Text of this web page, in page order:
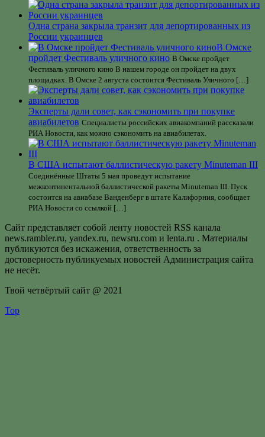
Одна страна закрыла транзит для депортированных из
России украинцев
В Омске
пройдет Фестиваль уличного кино В Омске пройдет
Фестиваль уличного кино В нашем городе он пройдет на двух
площадках. В Омске 2 августа состоится Фестиваль Уличного […]
Эксперты дали совет, как сэкономить при покупке
авиабилетов Специалисты российских авиакомпаний рассказали
РИА Новости, как можно сэкономить на авиабилетах.
В США испытают баллистическую ракету Minuteman III
Соединённые Штаты 5 мая проведут испытание
межконтинентальной баллистической ракеты Minuteman III. Пуск
состоится на авиабазе Ванденберг в штате Калифорния, сообщает
РИА Новости со ссылкой […]
Сайт представляет собой ленту новостей RSS канала
news.rambler.ru, yandex.ru, newsru.com и lenta.ru . Материалы
публикуются без искажения, ответственность за
достоверность публикуемых новостей Администрация сайта
не несёт.
Твой четвёртый сайт @ 2021
Top